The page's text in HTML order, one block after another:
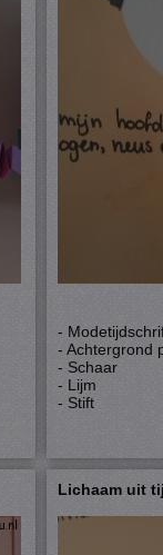
-
- Achtergrond
- Schaar
- Lijm
- Stift
Lichaam uit